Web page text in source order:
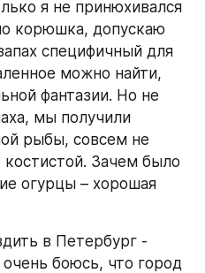
я не принюхивался
корюшка, допускаю
специфичный для
можно найти,
фантазии. Но не
мы получили
рыбы, совсем не
Зачем было
огурцы – хорошая
в Петербург -
боюсь, что город